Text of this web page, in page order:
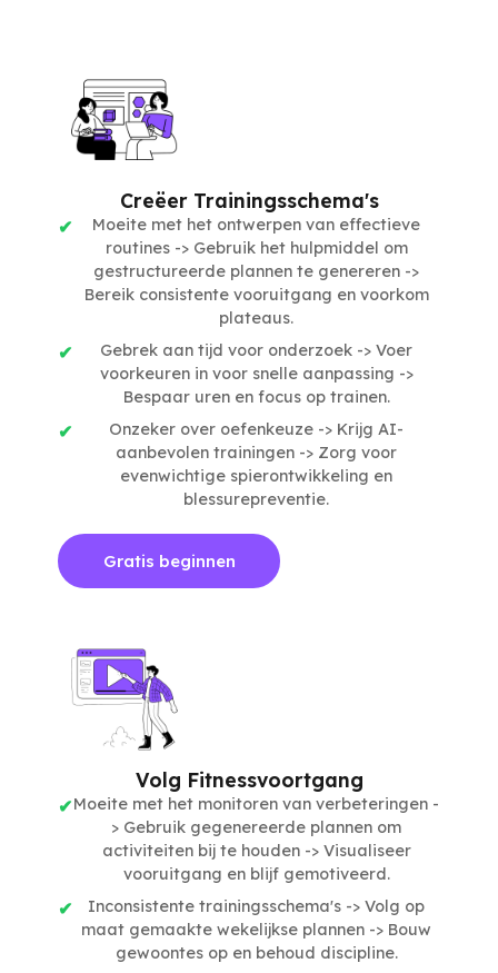
Creëer Trainingsschema's
Moeite met het ontwerpen van effectieve
routines -> Gebruik het hulpmiddel om
gestructureerde plannen te genereren ->
Bereik consistente vooruitgang en voorkom
plateaus.
Gebrek aan tijd voor onderzoek -> Voer
voorkeuren in voor snelle aanpassing ->
Bespaar uren en focus op trainen.
Onzeker over oefenkeuze -> Krijg AI-
aanbevolen trainingen -> Zorg voor
evenwichtige spierontwikkeling en
blessurepreventie.
Gratis beginnen
Volg Fitnessvoortgang
Moeite met het monitoren van verbeteringen -
> Gebruik gegenereerde plannen om
activiteiten bij te houden -> Visualiseer
vooruitgang en blijf gemotiveerd.
Inconsistente trainingsschema's -> Volg op
maat gemaakte wekelijkse plannen -> Bouw
gewoontes op en behoud discipline.